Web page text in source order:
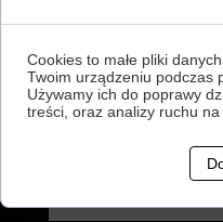
Cookies to małe pliki
Twoim urządzeniu podczas
Używamy ich do poprawy
treści, oraz analizy ruchu na